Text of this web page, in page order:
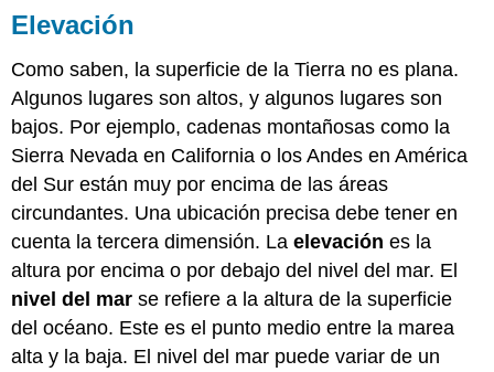
Elevación
Como saben, la superficie de la Tierra no es plana.
Algunos lugares son altos, y algunos lugares son
bajos. Por ejemplo, cadenas montañosas como la
Sierra Nevada en California o los Andes en América
del Sur están muy por encima de las áreas
circundantes. Una ubicación precisa debe tener en
cuenta la tercera dimensión. Laelevación es la
altura por encima o por debajo del nivel del mar. El
nivel del mar se refiere a la altura de la superficie
del océano. Este es el punto medio entre la marea
alta y la baja. El nivel del mar puede variar de un